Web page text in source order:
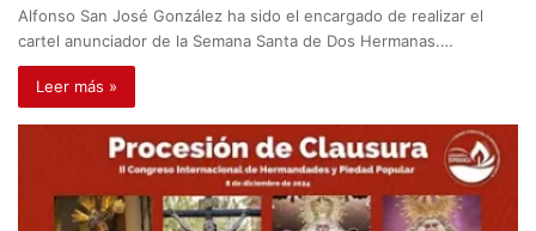
Alfonso San José González ha sido el encargado de realizar el
cartel anunciador de la Semana Santa de Dos Hermanas.…
Leer más »